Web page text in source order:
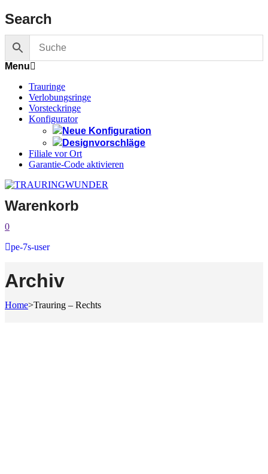
Search
Menu
Trauringe
Verlobungsringe
Vorsteckringe
Konfigurator
Neue Konfiguration
Designvorschläge
Filiale vor Ort
Garantie-Code aktivieren
Warenkorb
0
pe-7s-user
Archiv
Home>Trauring – Rechts